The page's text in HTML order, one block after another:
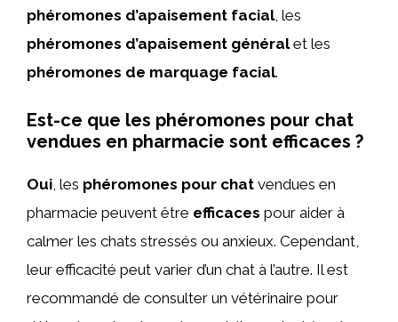
phéromones d’apaisement facial, les
phéromones d’apaisement généralet les
phéromones de marquage facial.
Est-ce que les phéromones pour chat
vendues en pharmacie sont efficaces ?
Oui , les phéromones pour chat vendues en
pharmacie peuvent être efficaces pour aider à
calmer les chats stressés ou anxieux. Cependant,
leur efficacité peut varier d’un chat à l’autre. Il est
recommandé de consulter un vétérinaire pour